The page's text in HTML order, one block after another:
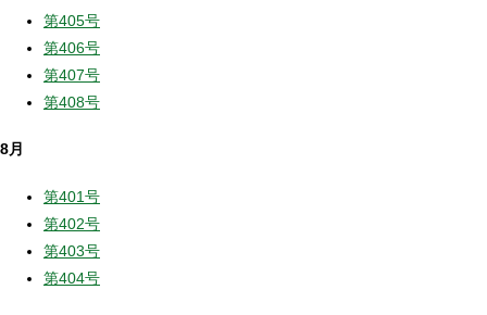
第405号
第406号
第407号
第408号
8月
第401号
第402号
第403号
第404号